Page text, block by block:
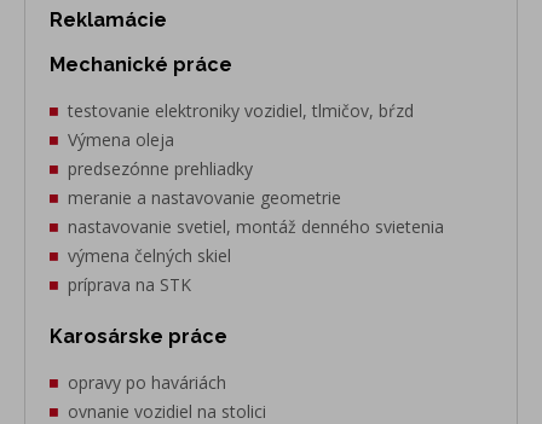
Reklamácie
Mechanické práce
testovanie elektroniky vozidiel, tlmičov, bŕzd
Výmena oleja
predsezónne prehliadky
meranie a nastavovanie geometrie
nastavovanie svetiel, montáž denného svietenia
výmena čelných skiel
príprava na STK
Karosárske práce
opravy po haváriách
ovnanie vozidiel na stolici